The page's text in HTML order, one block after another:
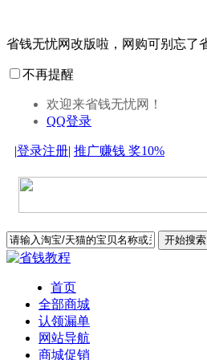
省钱无忧网改版啦，网购可别忘了
不再提醒
欢迎来省钱无忧网！
QQ登录
|登录注册| 推广赚钱 奖10%
开始搜索
首页
全部商城
认领漏单
网站导航
商城促销